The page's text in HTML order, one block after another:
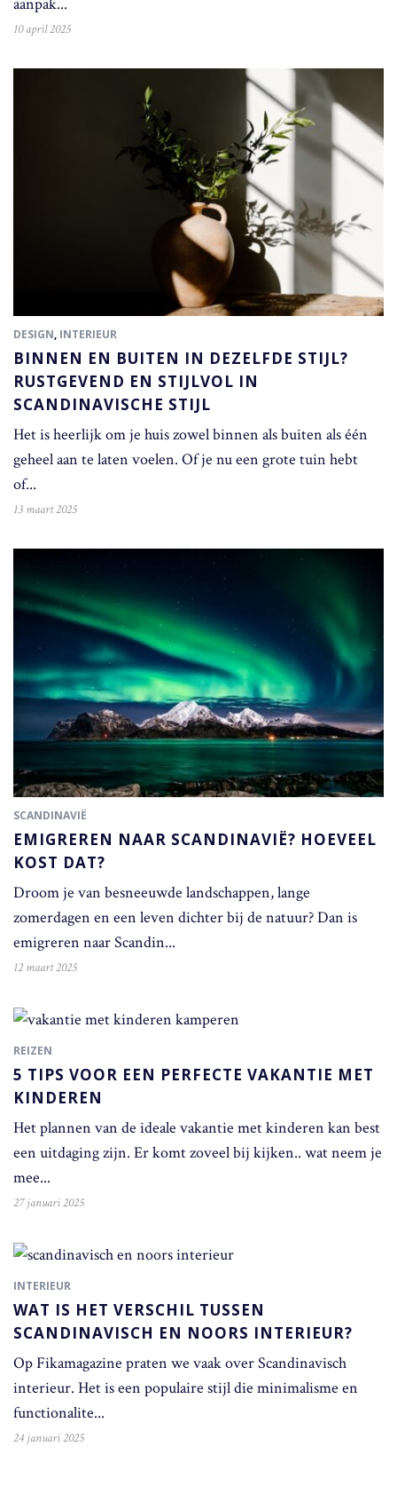
10 april 2025
DESIGN, INTERIEUR
BINNEN EN BUITEN IN DEZELFDE STIJL?
RUSTGEVEND EN STIJLVOL IN
SCANDINAVISCHE STIJL
Het is heerlijk om je huis zowel binnen als buiten als één
geheel aan te laten voelen. Of je nu een grote tuin hebt
of...
13 maart 2025
SCANDINAVIË
EMIGREREN NAAR SCANDINAVIË? HOEVEEL
KOST DAT?
Droom je van besneeuwde landschappen, lange
zomerdagen en een leven dichter bij de natuur? Dan is
emigreren naar Scandin...
12 maart 2025
REIZEN
5 TIPS VOOR EEN PERFECTE VAKANTIE MET
KINDEREN
Het plannen van de ideale vakantie met kinderen kan best
een uitdaging zijn. Er komt zoveel bij kijken.. wat neem je
mee...
27 januari 2025
INTERIEUR
WAT IS HET VERSCHIL TUSSEN
SCANDINAVISCH EN NOORS INTERIEUR?
Op Fikamagazine praten we vaak over Scandinavisch
interieur. Het is een populaire stijl die minimalisme en
functionalite...
24 januari 2025